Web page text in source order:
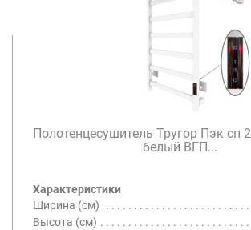
Полотенцесушитель Тругор Пэк сп
белый ВГП...
Характеристики
Ширина (см)
Высота (см)